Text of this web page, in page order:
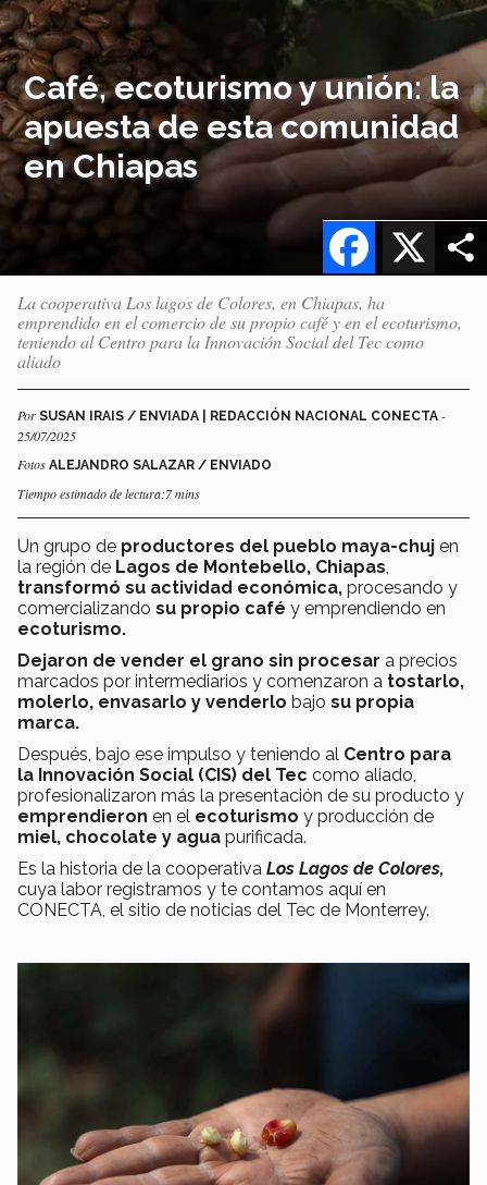
Café, ecoturismo y unión: la
apuesta de esta comunidad
en Chiapas
X
Facebook
La cooperativa Los lagos de Colores, en Chiapas, ha
emprendido en el comercio de su propio café y en el ecoturismo,
teniendo al Centro para la Innovación Social del Tec como
aliado
Por SUSAN IRAIS / ENVIADA | REDACCIÓN NACIONAL CONECTA -
25/07/2025
Fotos ALEJANDRO SALAZAR / ENVIADO
Tiempo estimado de lectura:7 mins
Un grupo de productores del pueblo maya-chuj en
la región de Lagos de Montebello, Chiapas
transformó su actividad económica, procesando y
comercializando su propio café y emprendiendo en
ecoturismo.
Dejaron de vender el grano sin procesar a precios
marcados por intermediarios y comenzaron a tostarlo,
molerlo, envasarlo y venderlo bajo su propia
marca.
Después, bajo ese impulso y teniendo al Centro para
la Innovación Social (CIS) del Tec como aliado,
profesionalizaron más la presentación de su producto y
emprendieron en el ecoturismo y producción de
miel, chocolate y agua purificada.
Es la historia de la cooperativa Los Lagos de Colores,
cuya labor registramos y te contamos aquí en
CONECTA, el sitio de noticias del Tec de Monterrey.